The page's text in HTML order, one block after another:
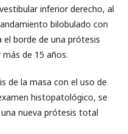
inferior derecho, al
bilobulado con
el borde de una prótesis
de 15 años.
de la masa con el uso de
histopatológico, se
nueva prótesis total